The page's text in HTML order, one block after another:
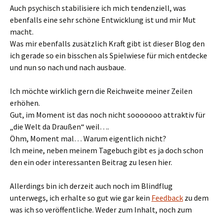
Auch psychisch stabilisiere ich mich tendenziell, was
ebenfalls eine sehr schöne Entwicklung ist und mir Mut
macht.
Was mir ebenfalls zusätzlich Kraft gibt ist dieser Blog den
ich gerade so ein bisschen als Spielwiese für mich entdecke
und nun so nach und nach ausbaue.
Ich möchte wirklich gern die Reichweite meiner Zeilen
erhöhen.
Gut, im Moment ist das noch nicht sooooooo attraktiv für
„die Welt da Draußen“ weil….
Öhm, Moment mal… Warum eigentlich nicht?
Ich meine, neben meinem Tagebuch gibt es ja doch schon
den ein oder interessanten Beitrag zu lesen hier.
Allerdings bin ich derzeit auch noch im Blindflug
unterwegs, ich erhalte so gut wie gar kein Feedback zu dem
was ich so veröffentliche. Weder zum Inhalt, noch zum